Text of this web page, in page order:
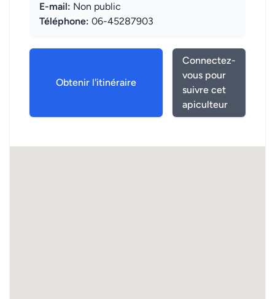
E-mail: Non public
Téléphone: 06-45287903
Obtenir l'itinéraire
Connectez-
vous pour
suivre cet
apiculteur